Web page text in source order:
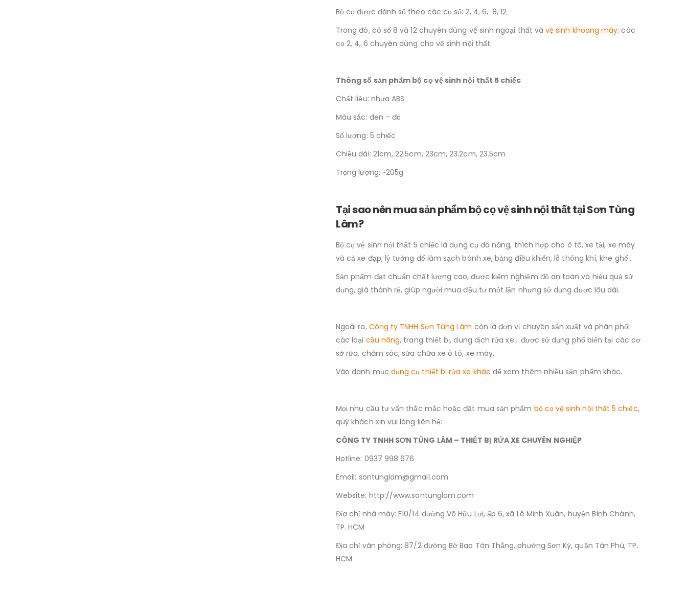
Bộ cọ được đánh số theo các cọ số: 2, 4, 6, 8, 12.
Trong đó, có số 8 và 12 chuyên dùng vệ sinh ngoại thất vàvệ sinh khoang máy; các
cọ 2, 4, 6 chuyên dùng cho vệ sinh nội thất.
Thông số sản phẩm bộ cọ vệ sinh nội thất 5 chiếc
Chất liệu: nhựa ABS
Màu sắc: đen – đỏ
Số lượng: 5 chiếc
Chiều dài: 21cm, 22.5cm, 23cm, 23.2cm, 23.5cm
Trọng lượng: ~205g
Tại sao nên mua sản phẩm bộ cọ vệ sinh nội thất tại Sơn Tùng
Lâm?
Bộ cọ vệ sinh nội thất 5 chiếc là dụng cụ đa năng, thích hợp cho ô tô, xe tải, xe máy
và cả xe đạp, lý tưởng để làm sạch bánh xe, bảng điều khiển, lỗ thông khí, khe ghế…
Sản phẩm đạt chuẩn chất lượng cao, được kiểm nghiệm độ an toàn và hiệu quả sử
dụng, giá thành rẻ, giúp người mua đầu tư một lần nhưng sử dụng được lâu dài.
Ngoài ra, Công ty TNHH Sơn Tùng Lâm còn là đơn vị chuyên sản xuất và phân phối
các loại cầu nâng, trang thiết bị, dung dịch rửa xe… được sử dụng phổ biến tại các cơ
sở rửa, chăm sóc, sửa chữa xe ô tô, xe máy.
Vào danh mục dụng cụ thiết bị rửa xe khác để xem thêm nhiều sản phẩm khác.
Mọi nhu cầu tư vấn thắc mắc hoặc đặt mua sản phẩm bộ cọ vệ sinh nội thất 5 chiếc,
quý khách xin vui lòng liên hệ:
CÔNG TY TNHH SƠN TÙNG LÂM – THIẾT BỊ RỬA XE CHUYÊN NGHIỆP
Hotline: 0937 998 676
Email: sontunglam@gmail.com
Website: http://www.sontunglam.com
Địa chỉ nhà máy: F10/14 đường Võ Hữu Lợi, ấp 6, xã Lê Minh Xuân, huyện Bình Chánh,
TP. HCM
Địa chỉ văn phòng: 87/2 đường Bờ Bao Tân Thắng, phường Sơn Kỳ, quận Tân Phú, TP.
HCM